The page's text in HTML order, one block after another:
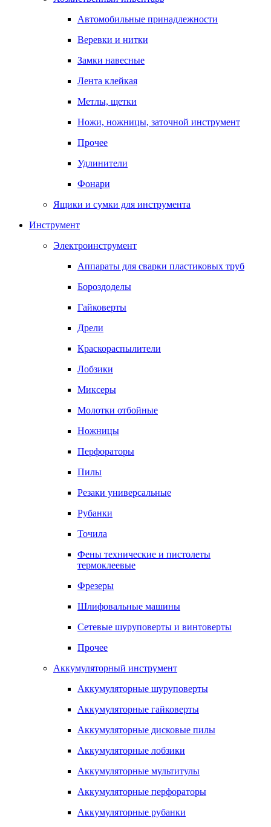
Автомобильные принадлежности
Веревки и нитки
Замки навесные
Лента клейкая
Метлы, щетки
Ножи, ножницы, заточной инструмент
Прочее
Удлинители
Фонари
Ящики и сумки для инструмента
Инструмент
Электроинструмент
Аппараты для сварки пластиковых труб
Бороздоделы
Гайковерты
Дрели
Краскораспылители
Лобзики
Миксеры
Молотки отбойные
Ножницы
Перфораторы
Пилы
Резаки универсальные
Рубанки
Точила
Фены технические и пистолеты
термоклеевые
Фрезеры
Шлифовальные машины
Сетевые шуруповерты и винтоверты
Прочее
Аккумуляторный инструмент
Аккумуляторные шуруповерты
Аккумуляторные гайковерты
Аккумуляторные дисковые пилы
Аккумуляторные лобзики
Аккумуляторные мультитулы
Аккумуляторные перфораторы
Аккумуляторные рубанки